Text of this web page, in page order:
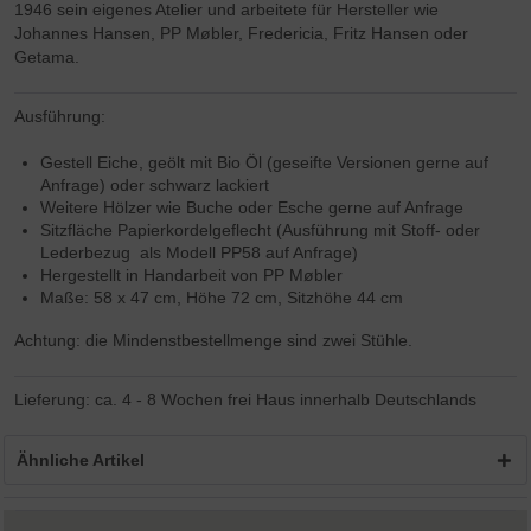
1946 sein eigenes Atelier und arbeitete für Hersteller wie
Johannes Hansen, PP Møbler, Fredericia, Fritz Hansen oder
Getama.
Ausführung:
Gestell Eiche, geölt mit Bio Öl (geseifte Versionen gerne auf
Anfrage) oder schwarz lackiert
Weitere Hölzer wie Buche oder Esche gerne auf Anfrage
Sitzfläche Papierkordelgeflecht (Ausführung mit Stoff- oder
Lederbezug als Modell PP58 auf Anfrage)
Hergestellt in Handarbeit von PP Møbler
Maße: 58 x 47 cm, Höhe 72 cm, Sitzhöhe 44 cm
Achtung: die Mindenstbestellmenge sind zwei Stühle.
Lieferung: ca. 4 - 8 Wochen frei Haus innerhalb Deutschlands
Ähnliche Artikel